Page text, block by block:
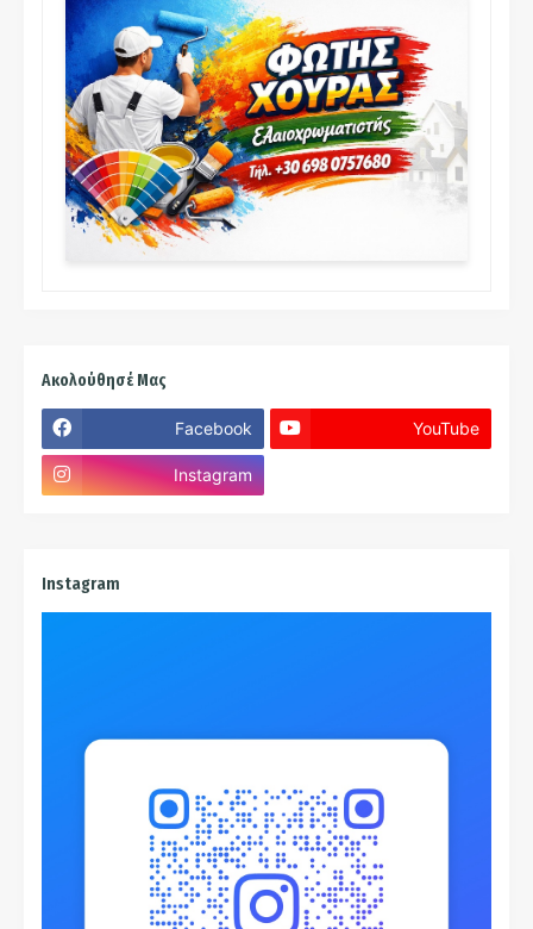
Ακολούθησέ Μας
Facebook YouTube
Instagram
Instagram